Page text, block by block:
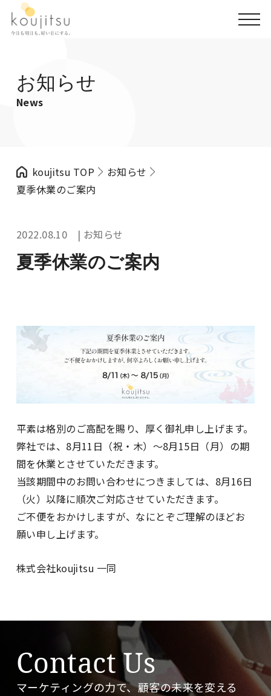
お知らせ
News
koujitsu TOP
お知らせ
夏季休業のご案内
2022.08.10 | お知らせ
夏季休業のご案内
平素は格別のご高配を賜り、厚く御礼申し上げます。
弊社では、8月11日（祝・木）～8月15日（月）の期
間を休業とさせていただきます。
当該期間中のお問い合わせにつきましては、8月16日
（火）以降に順次ご対応させていただきます。
ご不便をおかけしますが、なにとぞご理解のほどお
願い申し上げます。
株式会社koujitsu 一同
Contact Us
マーケティングの力で、顧客の未来を変える